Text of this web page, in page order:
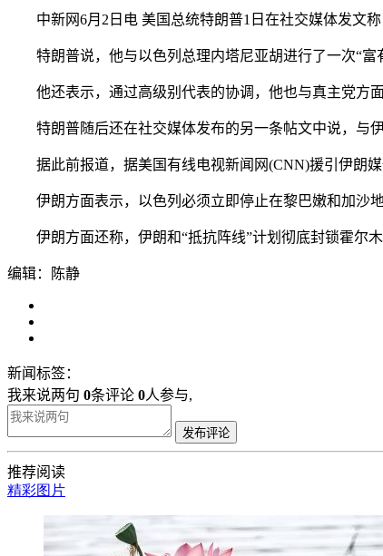
中新网6月2日电 美国总统特朗普1日在社交媒体发文称
特朗普说，他与以色列总理内塔尼亚胡进行了一次“富
他还表示，通过高级别代表的协调，他也与真主党方面
特朗普随后还在社交媒体发布的另一条帖文中说，与伊
据此前报道，据美国有线电视新闻网(CNN)援引伊朗媒
伊朗方面表示，以色列必须立即停止在黎巴嫩和加沙地
伊朗方面还称，伊朗和“抵抗阵线”计划彻底封锁霍尔木
编辑：陈静
新闻标签：
我来说两句 0条评论 0人参与,
发布评论
推荐阅读